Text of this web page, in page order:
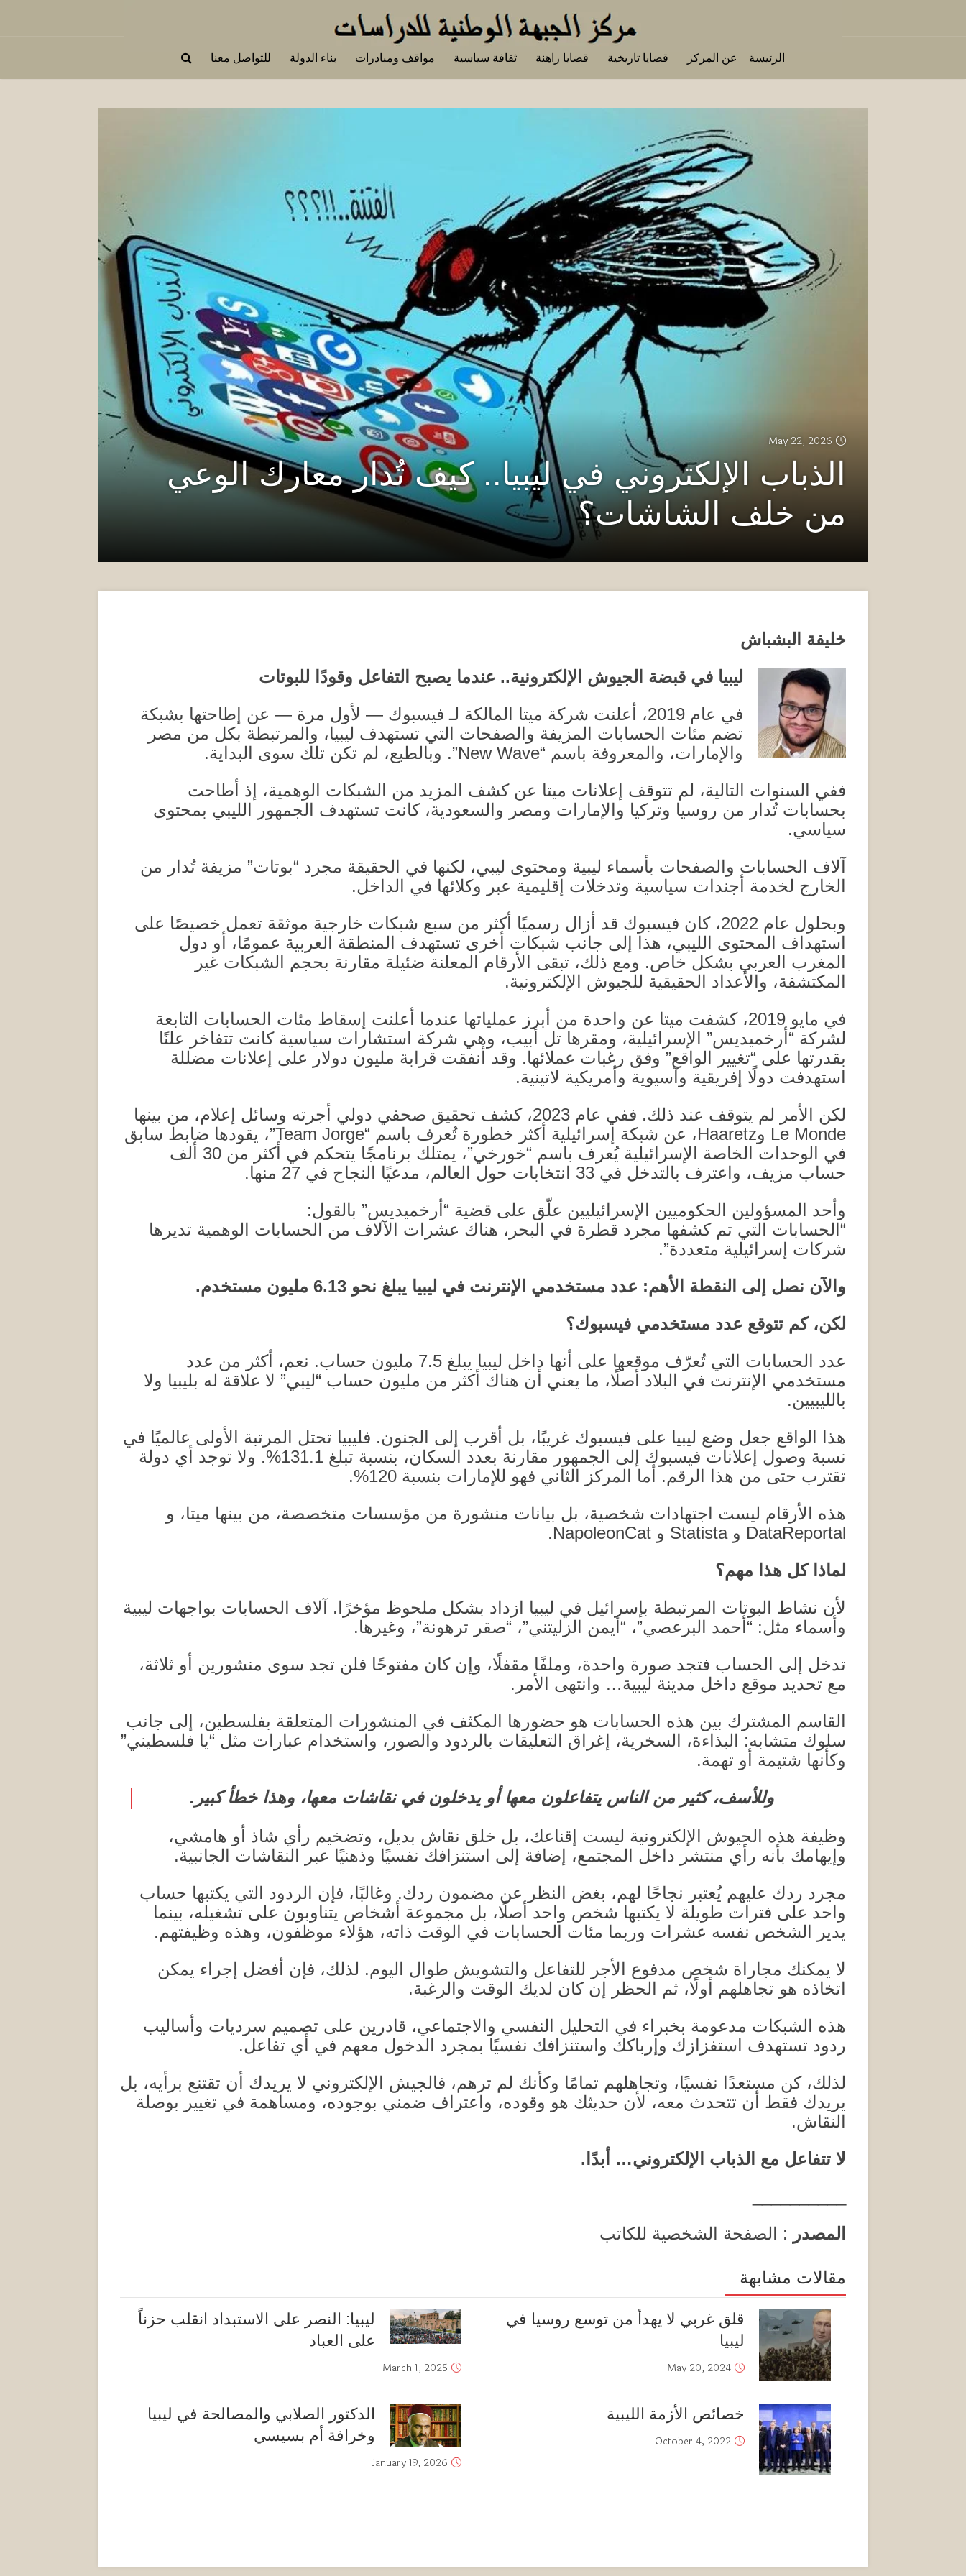
الرئيسة عن المركز قضايا تاريخية قضايا راهنة ثقافة سياسية مواقف ومبادرات بناء الدولة للتواصل معنا
May 22, 2026
الذباب الإلكتروني في ليبيا.. كيف تُدار معارك الوعي
من خلف الشاشات؟
خليفة البشباش
ليبيا في قبضة الجيوش الإلكترونية.. عندما يصبح التفاعل وقودًا للبوتات
في عام 2019، أعلنت شركة ميتا المالكة لـ فيسبوك — لأول مرة — عن إطاحتها بشبكة
تضم مئات الحسابات المزيفة والصفحات التي تستهدف ليبيا، والمرتبطة بكل من مصر
والإمارات، والمعروفة باسم “New Wave”. وبالطبع، لم تكن تلك سوى البداية.
ففي السنوات التالية، لم تتوقف إعلانات ميتا عن كشف المزيد من الشبكات الوهمية، إذ أطاحت
بحسابات تُدار من روسيا وتركيا والإمارات ومصر والسعودية، كانت تستهدف الجمهور الليبي بمحتوى
سياسي.
آلاف الحسابات والصفحات بأسماء ليبية ومحتوى ليبي، لكنها في الحقيقة مجرد “بوتات” مزيفة تُدار من
الخارج لخدمة أجندات سياسية وتدخلات إقليمية عبر وكلائها في الداخل.
وبحلول عام 2022، كان فيسبوك قد أزال رسميًا أكثر من سبع شبكات خارجية موثقة تعمل خصيصًا على
استهداف المحتوى الليبي، هذا إلى جانب شبكات أخرى تستهدف المنطقة العربية عمومًا، أو دول
المغرب العربي بشكل خاص. ومع ذلك، تبقى الأرقام المعلنة ضئيلة مقارنة بحجم الشبكات غير
المكتشفة، والأعداد الحقيقية للجيوش الإلكترونية.
في مايو 2019، كشفت ميتا عن واحدة من أبرز عملياتها عندما أعلنت إسقاط مئات الحسابات التابعة
لشركة “أرخميديس” الإسرائيلية، ومقرها تل أبيب، وهي شركة استشارات سياسية كانت تتفاخر علنًا
بقدرتها على “تغيير الواقع” وفق رغبات عملائها. وقد أنفقت قرابة مليون دولار على إعلانات مضللة
استهدفت دولًا إفريقية وآسيوية وأمريكية لاتينية.
لكن الأمر لم يتوقف عند ذلك. ففي عام 2023، كشف تحقيق صحفي دولي أجرته وسائل إعلام، من بينها
Le Monde وHaaretz، عن شبكة إسرائيلية أكثر خطورة تُعرف باسم “Team Jorge” ، يقودها ضابط سابق
في الوحدات الخاصة الإسرائيلية يُعرف باسم “خورخي”، يمتلك برنامجًا يتحكم في أكثر من 30
ألف
حساب مزيف، واعترف بالتدخل في 33 انتخابات حول العالم، مدعيًا النجاح في 27 منها.
وأحد المسؤولين الحكوميين الإسرائيليين علّق على قضية “أرخميديس” بالقول:
“ الحسابات التي تم كشفها مجرد قطرة في البحر، هناك عشرات الآلاف من الحسابات الوهمية تديرها
شركات إسرائيلية متعددة”.
والآن نصل إلى النقطة الأهم: عدد مستخدمي الإنترنت في ليبيا يبلغ نحو 6.13 مليون مستخدم.
لكن، كم تتوقع عدد مستخدمي فيسبوك؟
عدد الحسابات التي تُعرّف موقعها على أنها داخل ليبيا يبلغ 7.5 مليون حساب. نعم، أكثر من عدد
مستخدمي الإنترنت في البلاد أصلًا، ما يعني أن هناك أكثر من مليون حساب “ليبي” لا علاقة له بليبيا ولا
بالليبيين.
هذا الواقع جعل وضع ليبيا على فيسبوك غريبًا، بل أقرب إلى الجنون. فليبيا تحتل المرتبة الأولى عالميًا في
نسبة وصول إعلانات فيسبوك إلى الجمهور مقارنة بعدد السكان، بنسبة تبلغ 131.1%.
ولا توجد أي دولة
تقترب حتى من هذا الرقم. أما المركز الثاني فهو للإمارات بنسبة 120%.
هذه الأرقام ليست اجتهادات شخصية، بل بيانات منشورة من مؤسسات متخصصة، من بينها ميتا، و
DataReportal وStatista و NapoleonCat.
لماذا كل هذا مهم؟
لأن نشاط البوتات المرتبطة بإسرائيل في ليبيا ازداد بشكل ملحوظ مؤخرًا .
آلاف الحسابات بواجهات ليبية
وأسماء مثل: “ أحمد البرعصي”، “أيمن الزليتني”، “صقر ترهونة”، وغيرها.
تدخل إلى الحساب فتجد صورة واحدة، وملفًا مقفلًا، وإن كان مفتوحًا فلن تجد سوى منشورين أو ثلاثة،
مع تحديد موقع داخل مدينة ليبية… وانتهى الأمر .
القاسم المشترك بين هذه الحسابات هو حضورها المكثف في المنشورات المتعلقة بفلسطين، إلى جانب
سلوك متشابه:
البذاءة، السخرية، إغراق التعليقات بالردود والصور، واستخدام عبارات مثل “يا فلسطيني”
وكأنها شتيمة أو تهمة.
وللأسف، كثير من الناس يتفاعلون معها أو يدخلون في نقاشات معها، وهذا خطأ كبير .
وظيفة هذه الجيوش الإلكترونية ليست إقناعك، بل خلق نقاش بديل، وتضخيم رأي شاذ أو هامشي،
وإيهامك بأنه رأي منتشر داخل المجتمع، إضافة إلى استنزافك نفسيًا وذهنيًا عبر النقاشات الجانبية.
مجرد ردك عليهم يُعتبر نجاحًا لهم، بغض النظر عن مضمون ردك. وغالبًا، فإن الردود التي يكتبها حساب
واحد على فترات طويلة لا يكتبها شخص واحد أصلًا، بل مجموعة أشخاص يتناوبون على تشغيله، بينما
يدير الشخص نفسه عشرات وربما مئات الحسابات في الوقت ذاته، هؤلاء موظفون، وهذه وظيفتهم.
لا يمكنك مجاراة شخص مدفوع الأجر للتفاعل والتشويش طوال اليوم. لذلك، فإن أفضل إجراء يمكن
اتخاذه هو تجاهلهم أولًا، ثم الحظر إن كان لديك الوقت والرغبة.
هذه الشبكات مدعومة بخبراء في التحليل النفسي والاجتماعي، قادرين على تصميم سرديات وأساليب
ردود تستهدف استفزازك وإرباكك واستنزافك نفسيًا بمجرد الدخول معهم في أي تفاعل.
لذلك، كن مستعدًا نفسيًا، وتجاهلهم تمامًا وكأنك لم ترهم، فالجيش الإلكتروني لا يريدك أن تقتنع برأيه، بل
يريدك فقط أن تتحدث معه، لأن حديثك هو وقوده، واعتراف ضمني بوجوده، ومساهمة في تغيير بوصلة
النقاش.
لا تتفاعل مع الذباب الإلكتروني… أبدًا .
المصدر : الصفحة الشخصية للكاتب
مقالات مشابهة
ليبيا: النصر على الاستبداد انقلب حزناً
على العباد
March 1, 2025
قلق غربي لا يهدأ من توسع روسيا في
ليبيا
May 20, 2024
الدكتور الصلابي والمصالحة في ليبيا
وخرافة أم بسيسي
January 19, 2026
خصائص الأزمة الليبية
October 4, 2022